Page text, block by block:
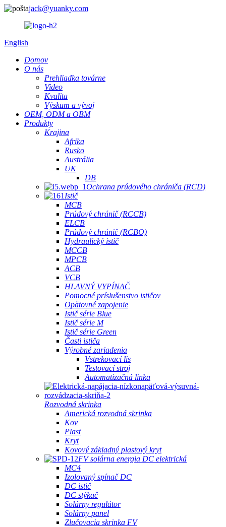
jack@yuanky.com
English
Domov
O nás
Prehliadka továrne
Video
Kvalita
Výskum a vývoj
OEM, ODM a OBM
Produkty
Krajina
Afrika
Rusko
Austrália
UK
DB
Ochrana prúdového chrániča (RCD)
Istič
MCB
Prúdový chránič (RCCB)
ELCB
Prúdový chránič (RCBO)
Hydraulický istič
MCCB
MPCB
ACB
VCB
HLAVNÝ VYPÍNAČ
Pomocné príslušenstvo ističov
Opätovné zapojenie
Istič série Blue
Istič série M
Istič série Green
Časti ističa
Výrobné zariadenia
Vstrekovací lis
Testovací stroj
Automatizačná linka
Rozvodná skrinka
Americká rozvodná skrinka
Kov
Plast
Kryt
Kovový základný plastový kryt
FV solárna energia DC elektrická
MC4
Izolovaný spínač DC
DC istič
DC stýkač
Solárny regulátor
Solárny panel
Zlučovacia skrinka FV